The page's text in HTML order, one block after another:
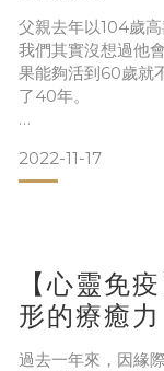
也許是前世今生的
如果沒有實質的禮
聲謝謝！辛苦了！
太太看到先生請給
父親去年以104歲
我們其實沒想過他
果能夠活到60歲就
了40年。
父親一生幾乎沒有
據說80%的長者都
好。大家都知道喜
如果心中充滿了怨
2022-11-17
【心靈免
形的療癒力
過去一年來，因緣